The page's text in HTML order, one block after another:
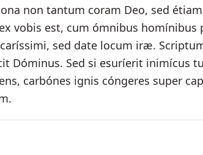
non tantum coram Deo, sed
vobis est, cum ómnibus homínibus
sed date locum iræ.
Dóminus. Sed si esuríerit inimícus
carbónes ignis cóngeres super